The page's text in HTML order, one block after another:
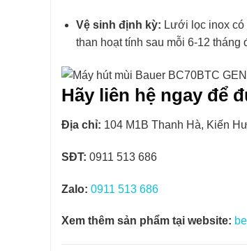
Vệ sinh định kỳ: Lưới lọc inox có
than hoạt tính sau mỗi 6-12 tháng
Hãy liên hệ ngay để
Địa chỉ: 104 M1B Thanh Hà, Kiến
SĐT: 0911 513 686
Zalo: 0911 513 686
Xem thêm sản phẩm tại website: